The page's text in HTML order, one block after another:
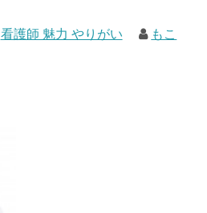
看護師 魅力 やりがい もこ